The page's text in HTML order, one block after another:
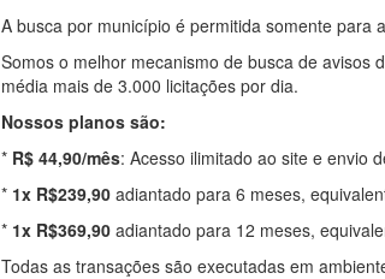
A busca por município é permitida somente para
Somos o melhor mecanismo de busca de avisos
média mais de 3.000 licitações por dia.
Nossos planos são:
* R$ 44,90/mês: Acesso ilimitado ao site e envio
* 1x R$239,90 adiantado para 6 meses,
* 1x R$369,90 adiantado para 12 meses,
Todas as transações são executadas em